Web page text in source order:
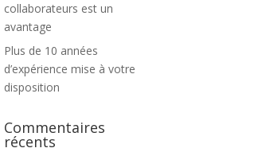
collaborateurs est un
avantage
Plus de 10 années
d’expérience mise à votre
disposition
Commentaires
récents